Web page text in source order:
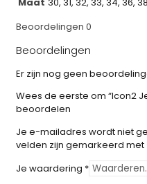
Beoordelingen 0
Beoordelingen
Er zijn nog geen
Wees de eerste om “Icon2
beoordelen
Je e-mailadres wordt niet
velden zijn gemarkeerd met
Je waardering *